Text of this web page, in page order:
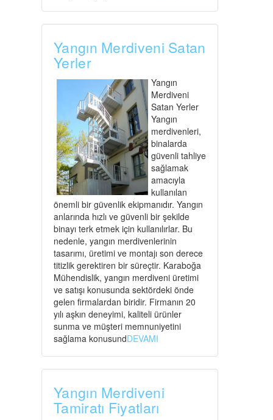
Yangın Merdiveni Satan
Yerler
Yangın
Merdiveni
Satan Yerler
Yangın
merdivenleri,
binalarda
güvenli tahliye
sağlamak
amacıyla
kullanılan
önemli bir güvenlik ekipmanıdır. Yangın
anlarında hızlı ve güvenli bir şekilde
binayı terk etmek için kullanılırlar. Bu
nedenle, yangın merdivenlerinin
tasarımı, üretimi ve montajı son derece
titizlik gerektiren bir süreçtir. Karaboğa
Mühendislik, yangın merdiveni üretimi
ve satışı konusunda sektördeki önde
gelen firmalardan biridir. Firmanın 20
yılı aşkın deneyimi, kaliteli ürünler
sunma ve müşteri memnuniyetini
sağlama konusundDEVAMI
Yangın Merdiveni
Tamiratı Fiyatları